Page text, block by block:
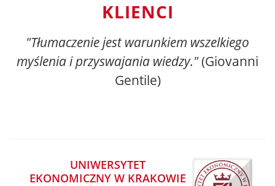
KLIENCI
"Tłumaczenie jest warunkiem wszelkiego
myślenia i przyswajania wiedzy."(Giovanni
Gentile)
UNIWERSYTET
EKONOMICZNY W KRAKOWIE